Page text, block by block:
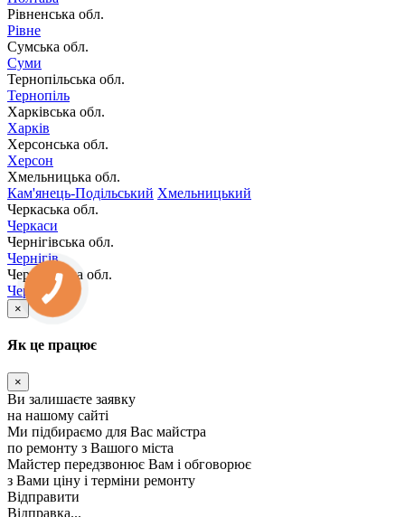
Рівненська обл.
Рівне
Сумська обл.
Суми
Тернопільська обл.
Тернопіль
Харківська обл.
Харків
Херсонська обл.
Херсон
Хмельницька обл.
Кам'янець-Подільський Хмельницький
Черкаська обл.
Черкаси
Чернігівська обл.
Чернігів
Чернівецька обл.
Чернівці
×
Як це працює
×
Ви залишаєте заявку
на нашому сайті
Ми підбираємо для Вас майстра
по ремонту з Вашого міста
Майстер передзвонює Вам і обговорює
з Вами ціну і терміни ремонту
Відправити
Відправка...
КНОПКА
ЗВ'ЯЗКУ